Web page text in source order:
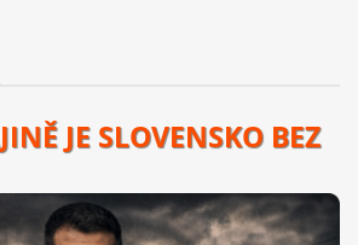
JE SLOVENSKO BEZ